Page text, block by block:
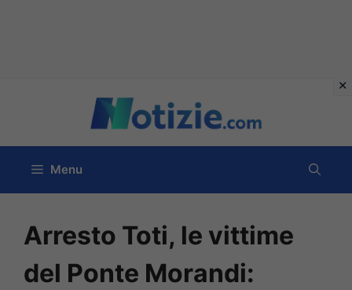
contenuto
Menu
Arresto Toti, le vittime
del Ponte Morandi: